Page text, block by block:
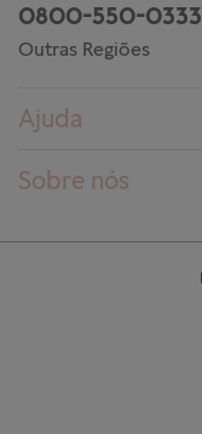
Ajuda
Entregas
Sobre nós
0800-550-0333
Outras Regiões